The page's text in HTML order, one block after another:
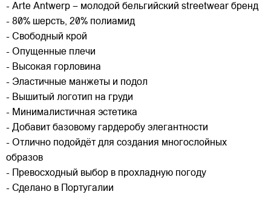
- Arte Antwerp – молодой бельгийский streetwear бренд
- 80% шерсть, 20% полиамид
- Свободный крой
- Опущенные плечи
- Высокая горловина
- Эластичные манжеты и подол
- Вышитый логотип на груди
- Минималистичная эстетика
- Добавит базовому гардеробу элегантности
- Отлично подойдёт для создания многослойных
образов
- Превосходный выбор в прохладную погоду
- Сделано в Португалии